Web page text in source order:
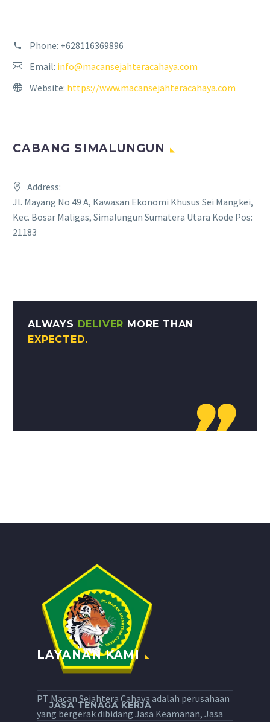
Phone: +628116369896
Email: info@macansejahteracahaya.com
Website: https://www.macansejahteracahaya.com
CABANG SIMALUNGUN
Address:
Jl. Mayang No 49 A, Kawasan Ekonomi Khusus Sei Mangkei,
Kec. Bosar Maligas, Simalungun Sumatera Utara Kode Pos:
21183
ALWAYS DELIVER MORE THAN
EXPECTED.

PT Macan Sejahtera Cahaya adalah perusahaan
yang bergerak dibidang Jasa Keamanan, Jasa
LAYANAN KAMI
JASA TENAGA KERJA